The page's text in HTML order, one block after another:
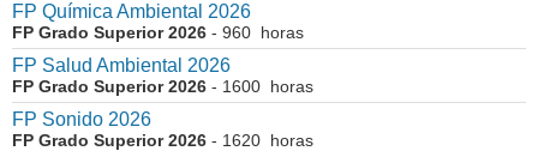
FP Química Ambiental 2026
FP Grado Superior 2026 - 960 horas
FP Salud Ambiental 2026
FP Grado Superior 2026 - 1600 horas
FP Sonido 2026
FP Grado Superior 2026 - 1620 horas